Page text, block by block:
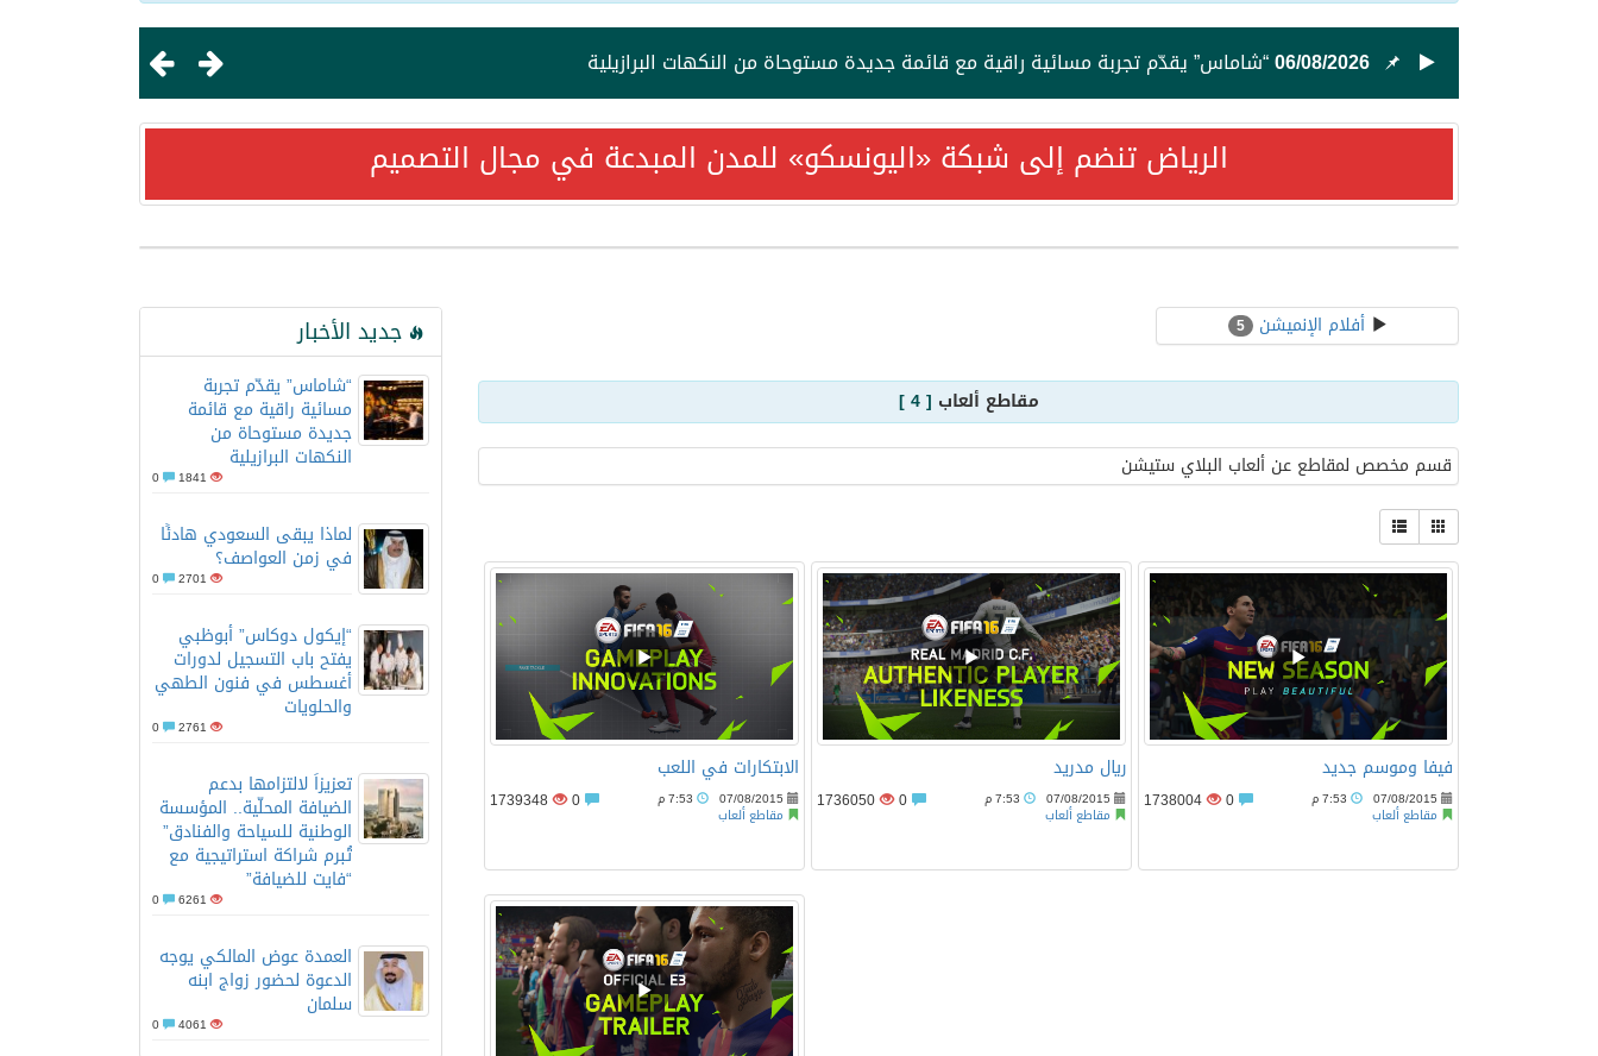
06/08/2026“شاماس” يقدّم تجربة مسائية راقية مع قائمة جديدة مستوحاة من النكهات البرازيلية
03/08/2026لماذا يبقى السعودي هادئًا في زمن العواصف؟
02/08/2026“إيكول دوكاس” أبوظبي يفتح باب التسجيل لدورات أغسطس في فنون الطهي والحلويات
30/07/2026العمدة عوض المالكي يوجه الدعوة لحضور زواج ابنه سلمان
10/07/2026استمتع بإقامة فاخرة في فندق هيلتون رمسيس القاهرة
08/07/2026. النجم تامر عاشور يحيي حفلًا غنائيًا مميزًا في ريكسوس المنتزه بالإسكندرية 17 يوليو
08/07/2026ديزني تطلق النسخة الواقعية من “موانا” في صالات السينما السعودية
07/07/2026الخطوط الملكية المغربية تطلق برنامجا استثنائيا يشمل 12 رحلة جوية مباشرة بين الدار البيضاء وبوسطن
02/07/2026 شركة لاين للاستثمار والعقارات تكافئ متسوقي الإمارات بأربع سيارات شيفروليه كابتيفا هايبرد PHEV و50 تجربة إقامة فندقية تزامناً مع اختتام حملتها الناجحة تخفيضات الصيف الضخمة
الرياض تنضم إلى شبكة «اليونسكو» للمدن المبدعة في مجال التصميم
جديد الأخبار
“شاماس” يقدّم تجربة
مسائية راقية مع قائمة
جديدة مستوحاة من
النكهات البرازيلية
1841
لماذا يبقى السعودي هادئًا
في زمن العواصف؟
2701
“إيكول دوكاس” أبوظبي
يفتح باب التسجيل لدورات
أغسطس في فنون الطهي
والحلويات
2761
تعزيزاً لالتزامها بدعم
الضيافة المحلّية.. المؤسسة
الوطنية للسياحة والفنادق”
تُبرم شراكة استراتيجية مع
“فايت للضيافة”
6261
العمدة عوض المالكي يوجه
الدعوة لحضور زواج ابنه
سلمان
4061
أفلام الإنميشن 5
مقاطع ألعاب [ 4 ]
قسم مخصص لمقاطع عن ألعاب البلاي ستيشن
الابتكارات في اللعب
07/08/2015
مقاطع ألعاب
1739348
ريال مدريد
07/08/2015
مقاطع ألعاب
0
1736050
فيفا وموسم جديد
07/08/2015
مقاطع ألعاب
0
1738004